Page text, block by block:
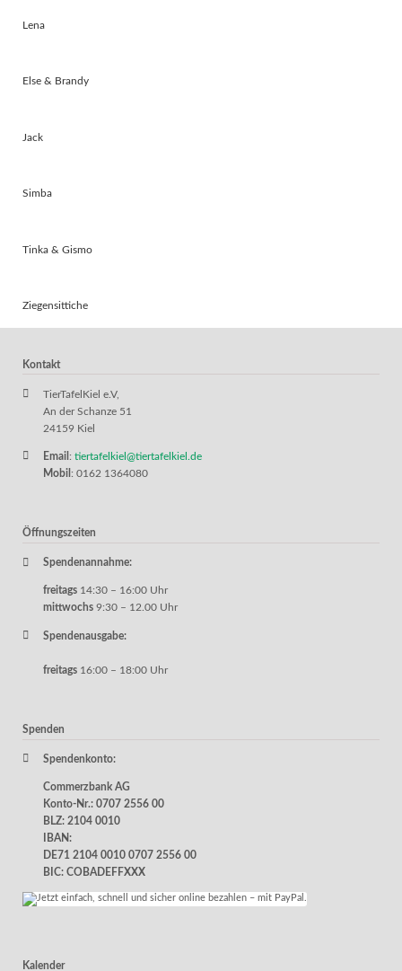
Lena
Else & Brandy
Jack
Simba
Tinka & Gismo
Ziegensittiche
Kontakt
TierTafelKiel e.V,
An der Schanze 51
24159 Kiel
Email : tiertafelkiel@tiertafelkiel.de
Mobil : 0162 1364080
Öffnungszeiten
Spendenannahme:
freitags 14:30 – 16:00 Uhr
mittwochs 9:30 – 12.00 Uhr
Spendenausgabe:
freitags 16:00 – 18:00 Uhr
Spenden
Spendenkonto:
Commerzbank AG
Konto-Nr.: 0707 2556 00
BLZ: 2104 0010
IBAN:
DE71 2104 0010 0707 2556 00
BIC: COBADEFFXXX
Kalender